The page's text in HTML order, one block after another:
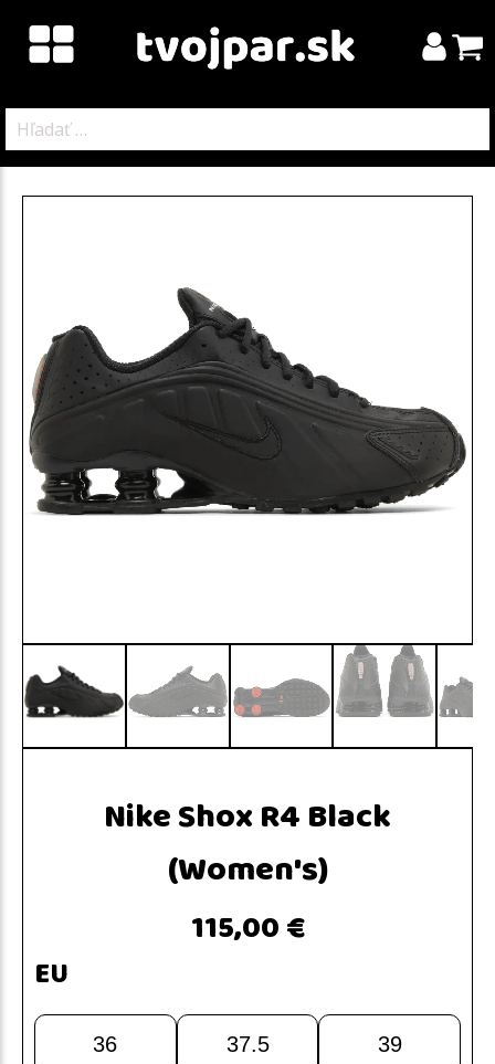
Nike Shox R4 Black
(Women's)
115,00 €
EU
36 37.5 39